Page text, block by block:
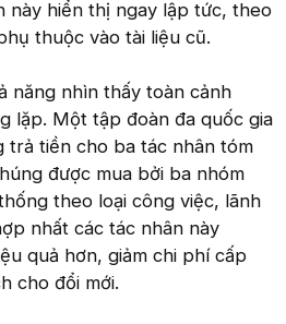
này hiển thị ngay lập tức, theo
thuộc vào tài liệu cũ.
năng nhìn thấy toàn cảnh
lặp. Một tập đoàn đa quốc gia
trả tiền cho ba tác nhân tóm
được mua bởi ba nhóm
theo loại công việc, lãnh
nhất các tác nhân này
quả hơn, giảm chi phí cấp
cho đổi mới.